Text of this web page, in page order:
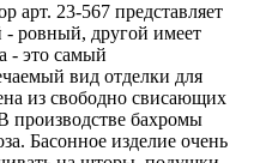
арт. 23-567 представляет
- ровный, другой имеет
- это самый
вид отделки для
из свободно свисающих
производстве бахромы
Басонное изделие очень